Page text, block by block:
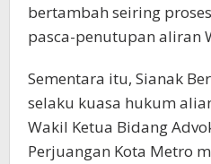
bertambah seiring
pasca-penutupan aliran
Sementara itu, Sianak
selaku kuasa hukum
Wakil Ketua Bidang
Perjuangan Kota Metro